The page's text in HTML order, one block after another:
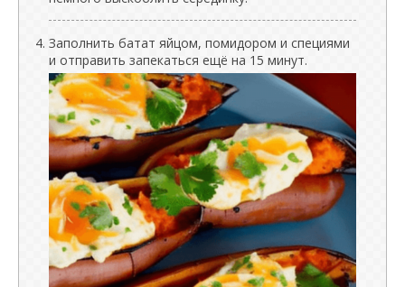
Заполнить батат яйцом, помидором и специями
и отправить запекаться ещё на 15 минут.